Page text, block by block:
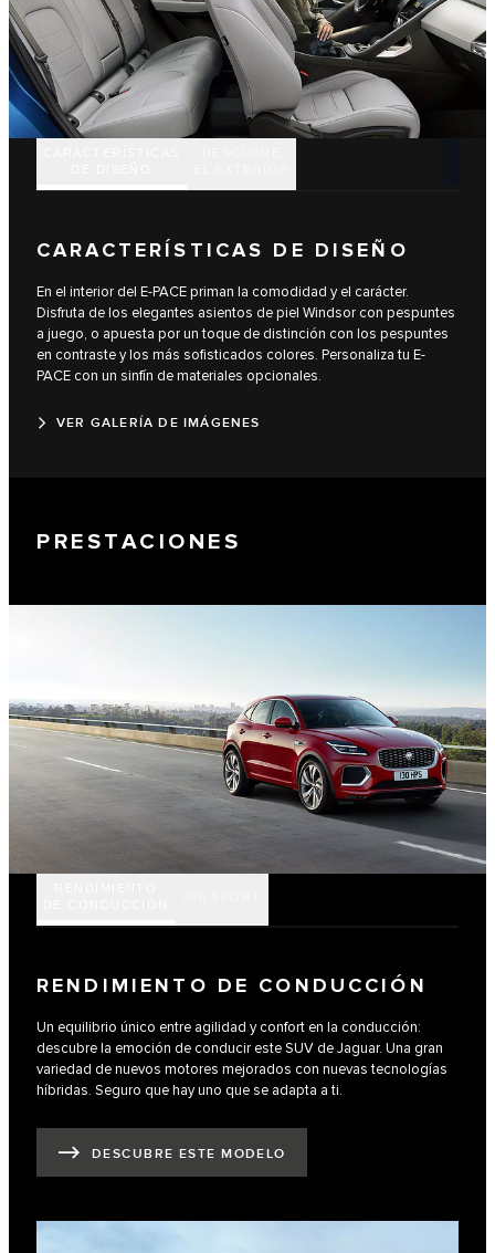
CARACTERÍSTICAS DE DISEÑO
En el interior del E-PACE priman la comodidad y el carácter.
Disfruta de los elegantes asientos de piel Windsor con pespuntes
a juego, o apuesta por un toque de distinción con los pespuntes
en contraste y los más sofisticados colores. Personaliza tu E-
PACE con un sinfín de materiales opcionales.
VER GALERÍA DE IMÁGENES
PRESTACIONES
RENDIMIENTO DE CONDUCCIÓN
Un equilibrio único entre agilidad y confort en la conducción:
descubre la emoción de conducir este SUV de Jaguar. Una gran
variedad de nuevos motores mejorados con nuevas tecnologías
híbridas. Seguro que hay uno que se adapta a ti.
DESCUBRE ESTE MODELO